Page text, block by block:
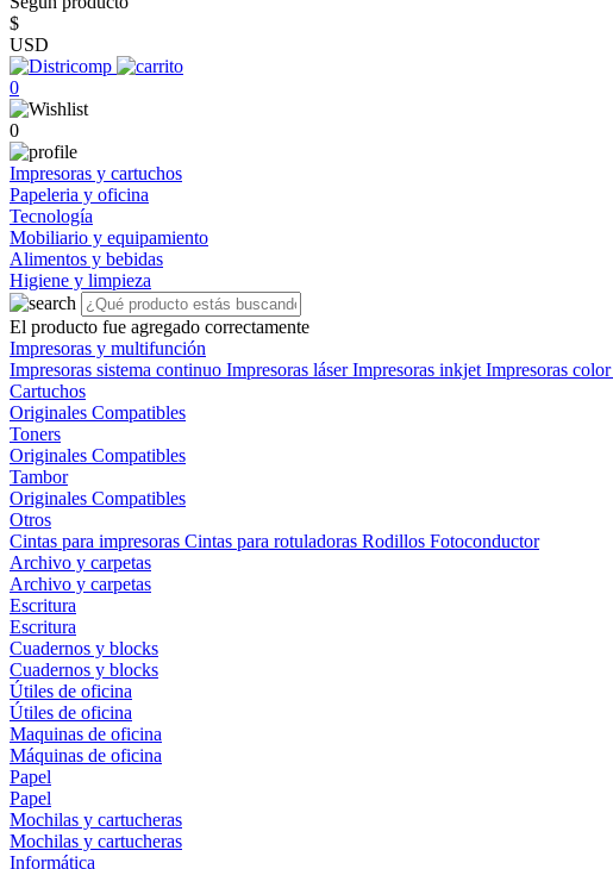
$
USD
0
0
Impresoras y cartuchos
Papeleria y oficina
Tecnología
Mobiliario y equipamiento
Alimentos y bebidas
Higiene y limpieza
El producto fue agregado correctamente
Impresoras y multifunción
Impresoras sistema continuo Impresoras láserImpresoras inkjet Impresoras color
Cartuchos
Originales Compatibles
Toners
Originales Compatibles
Tambor
Originales Compatibles
Otros
Cintas para impresoras Cintas para rotuladoras Rodillos Fotoconductor
Archivo y carpetas
Archivo y carpetas
Escritura
Escritura
Cuadernos y blocks
Cuadernos y blocks
Útiles de oficina
Útiles de oficina
Maquinas de oficina
Máquinas de oficina
Papel
Papel
Mochilas y cartucheras
Mochilas y cartucheras
Informática